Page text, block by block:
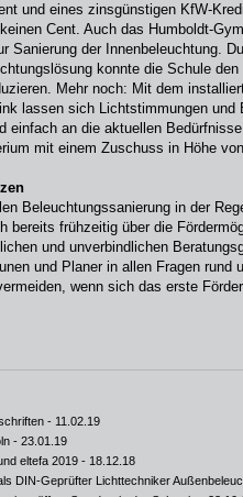
und eines zinsgünstigen KfW-
Cent. Auch das Humboldt-
Sanierung der Innenbeleuchtung.
konnte die Schule
Mehr noch: Mit dem
lassen sich Lichtstimmungen und
einfach an die aktuellen
mit einem Zuschuss in Höhe
Beleuchtungssanierung in der
bereits frühzeitig über die
und unverbindlichen
und Planer in allen Fragen rund
wenn sich das erste
- 11.02.19
- 23.01.19
eltefa 2019 - 18.12.18
DIN-Geprüfter Lichttechniker